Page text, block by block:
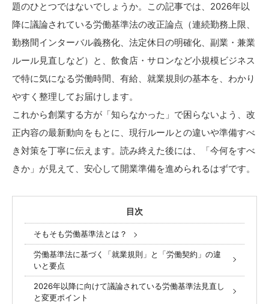
題のひとつではないでしょうか。この記事では、2026年以
降に議論されている労働基準法の改正論点（連続勤務上限、
勤務間インターバル義務化、法定休日の明確化、副業・兼業
ルール見直しなど）と、飲食店・サロンなど小規模ビジネス
で特に気になる労働時間、有給、就業規則の基本を、わかり
やすく整理してお届けします。
これから創業する方が「知らなかった」で困らないよう、改
正内容の最新動向をもとに、現行ルールとの違いや準備すべ
き対策を丁寧に伝えます。読み終えた後には、「今何をすべ
きか」が見えて、安心して開業準備を進められるはずです。
目次
そもそも労働基準法とは？
労働基準法に基づく「就業規則」と「労働契約」の違
いと要点
2026年以降に向けて議論されている労働基準法見直し
と変更ポイント